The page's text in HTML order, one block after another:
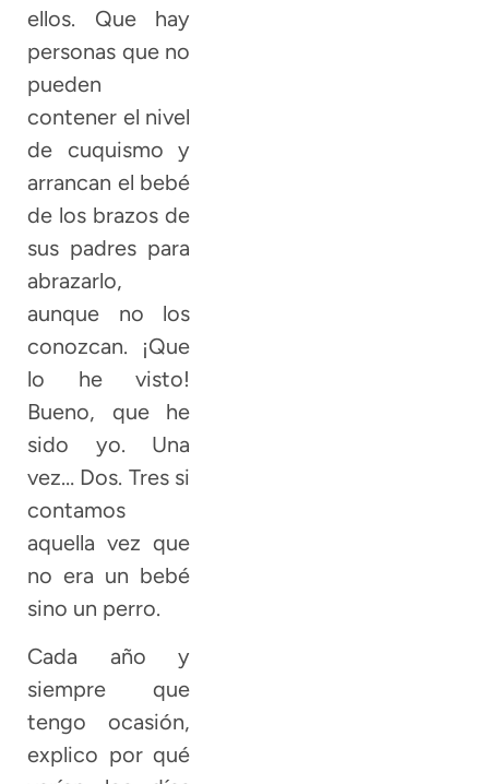
ellos. Que hay
personas que no
pueden
contener el nivel
de cuquismo y
arrancan el bebé
de los brazos de
sus padres para
abrazarlo,
aunque no los
conozcan. ¡Que
lo he visto!
Bueno, que he
sido yo. Una
vez… Dos. Tres si
contamos
aquella vez que
no era un bebé
sino un perro.
Cada año y
siempre que
tengo ocasión,
explico por qué